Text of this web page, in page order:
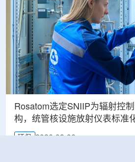
Rosatom选定SNIIP为辐射控
构，统管核设施放射仪表标准
环保 2026-08-06